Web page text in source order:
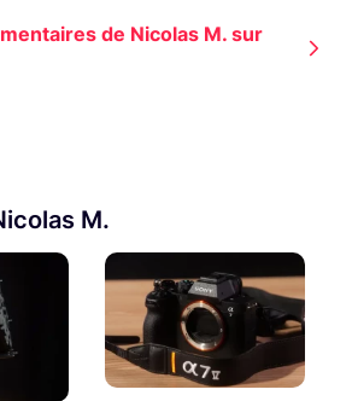
de Nicolas M. sur
M.